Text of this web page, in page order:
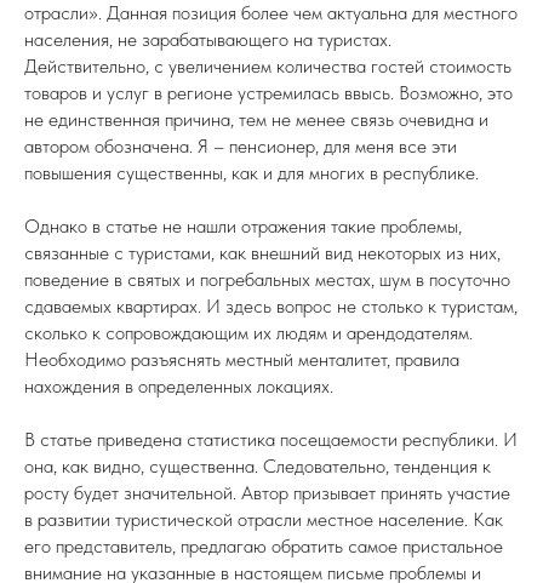
отрасли». Данная позиция более чем актуальна для местного
населения, не зарабатывающего на туристах.
Действительно, с увеличением количества гостей стоимость
товаров и услуг в регионе устремилась ввысь. Возможно, это
не единственная причина, тем не менее связь очевидна и
автором обозначена. Я – пенсионер, для меня все эти
повышения существенны, как и для многих в республике.
Однако в статье не нашли отражения такие проблемы,
связанные с туристами, как внешний вид некоторых из них,
поведение в святых и погребальных местах, шум в посуточно
сдаваемых квартирах. И здесь вопрос не столько к туристам,
сколько к сопровождающим их людям и арендодателям.
Необходимо разъяснять местный менталитет, правила
нахождения в определенных локациях.
В статье приведена статистика посещаемости республики. И
она, как видно, существенна. Следовательно, тенденция к
росту будет значительной. Автор призывает принять участие
в развитии туристической отрасли местное население. Как
его представитель, предлагаю обратить самое пристальное
внимание на указанные в настоящем письме проблемы и